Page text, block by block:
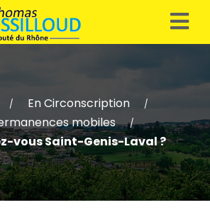
/ En Circonscription /
mobiles /
vous Saint-Genis-Laval ?